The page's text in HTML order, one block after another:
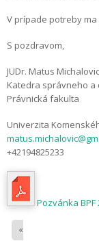
V prípade potreby
S pozdravom,
JUDr. Matus
Katedra správneho
Právnická fakulta
Univerzita
+42194825233
Pozvánka BPF
«